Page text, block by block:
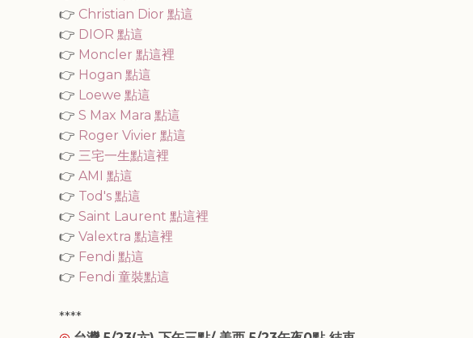
👉 Christian Dior 點這
👉 DIOR 點這
👉 Moncler 點這裡
👉 Hogan 點這
👉 Loewe 點這
👉 S Max Mara 點這
👉 Roger Vivier 點這
👉 三宅一生點這裡
👉 AMI 點這
👉 Tod's 點這
👉 Saint Laurent 點這裡
👉 Valextra 點這裡
👉 Fendi 點這
👉 Fendi 童裝點這
****